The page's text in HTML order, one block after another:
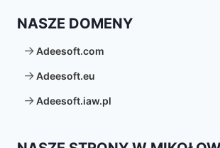
NASZE DOMENY
Adeesoft.com
Adeesoft.eu
Adeesoft.iaw.pl